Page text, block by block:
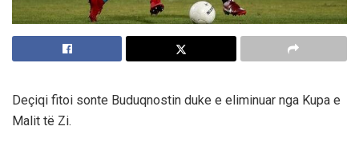
Deçiqi fitoi sonte Buduqnostin duke e eliminuar nga Kupa e
Malit të Zi.